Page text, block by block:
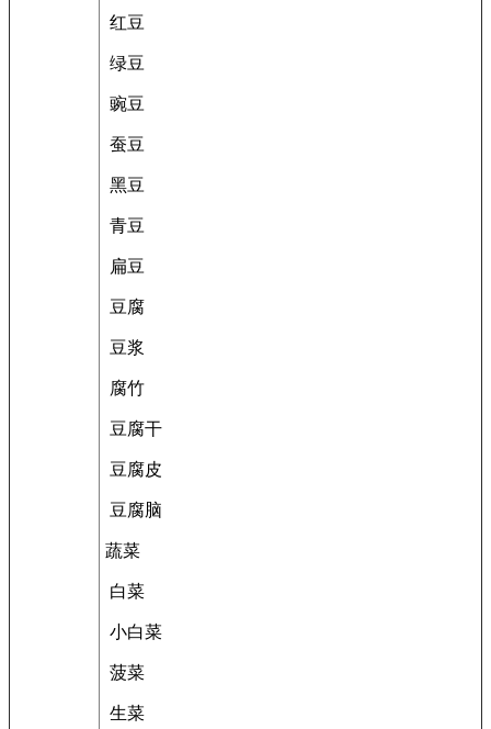
红豆
绿豆
豌豆
蚕豆
黑豆
青豆
扁豆
豆腐
豆浆
腐竹
豆腐干
豆腐皮
豆腐脑
蔬菜
白菜
小白菜
菠菜
生菜